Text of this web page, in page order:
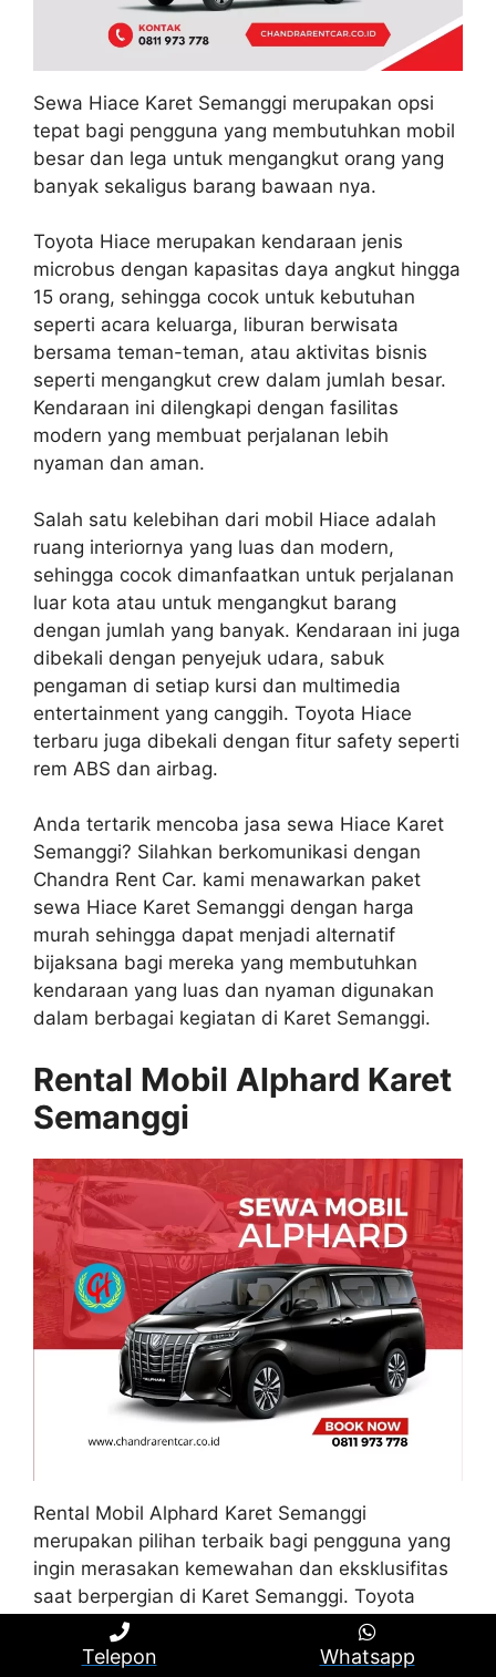
Sewa Hiace Karet Semanggi merupakan opsi
tepat bagi pengguna yang membutuhkan mobil
besar dan lega untuk mengangkut orang yang
banyak sekaligus barang bawaan nya.
Toyota Hiace merupakan kendaraan jenis
microbus dengan kapasitas daya angkut hingga
15 orang, sehingga cocok untuk kebutuhan
seperti acara keluarga, liburan berwisata
bersama teman-teman, atau aktivitas bisnis
seperti mengangkut crew dalam jumlah besar.
Kendaraan ini dilengkapi dengan fasilitas
modern yang membuat perjalanan lebih
nyaman dan aman.
Salah satu kelebihan dari mobil Hiace adalah
ruang interiornya yang luas dan modern,
sehingga cocok dimanfaatkan untuk perjalanan
luar kota atau untuk mengangkut barang
dengan jumlah yang banyak. Kendaraan ini juga
dibekali dengan penyejuk udara, sabuk
pengaman di setiap kursi dan multimedia
entertainment yang canggih. Toyota Hiace
terbaru juga dibekali dengan fitur safety seperti
rem ABS dan airbag.
Anda tertarik mencoba jasa sewa Hiace Karet
Semanggi? Silahkan berkomunikasi dengan
Chandra Rent Car. kami menawarkan paket
sewa Hiace Karet Semanggi dengan harga
murah sehingga dapat menjadi alternatif
bijaksana bagi mereka yang membutuhkan
kendaraan yang luas dan nyaman digunakan
dalam berbagai kegiatan di Karet Semanggi.
Rental Mobil Alphard Karet
Semanggi
Rental Mobil Alphard Karet Semanggi
merupakan pilihan terbaik bagi pengguna yang
ingin merasakan kemewahan dan eksklusifitas
saat berpergian di Karet Semanggi. Toyota
Alphard memberikan fitur istimewa yang
memastikan kenyamanan kelas wahid.
Telepon Whatsapp